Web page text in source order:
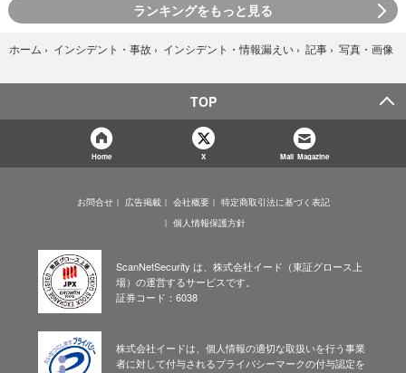
ランキングをもっと見る
ホーム › インシデント・事故 › インシデント・情報漏えい › 記事 › 写真・画像
TOP
Home X Mail Magazine
お問合せ 広告掲載 会社概要
特定商取引法に基づく表記
個人情報保護方針
ScanNetSecurity は、株式会社イード（東証グロース上
場）の運営するサービスです。
証券コード：6038
株式会社イードは、個人情報の適切な取扱いを行う事業
者に対して付与されるプライバシーマークの付与認定を